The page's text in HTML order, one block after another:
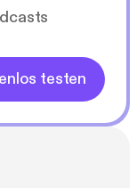
testen